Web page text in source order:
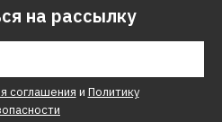
на рассылку
соглашения и Политику